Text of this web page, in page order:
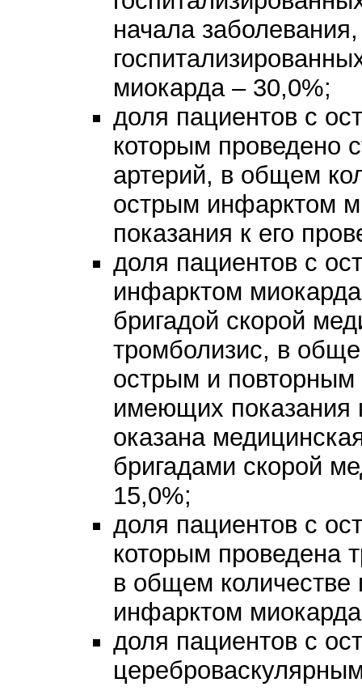
начала
миокарда – 30,0%;
доля пациентов с
которым проведено
артерий, в общем
острым инфарктом
показания к его
доля пациентов с
инфарктом
бригадой скорой
тромболизис, в
острым и
имеющих показания
оказана
бригадами скорой
15,0%;
доля пациентов с
которым проведена
в общем количестве
инфарктом
доля пациентов с